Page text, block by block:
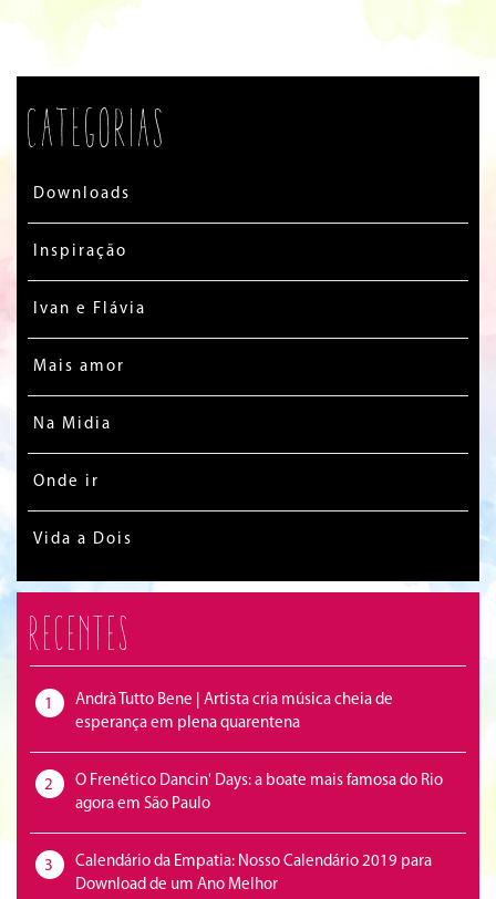
Categorias
Downloads
Inspiração
Ivan e Flávia
Mais amor
Na Midia
Onde ir
Vida a Dois
Recentes
1
Andrà Tutto Bene | Artista cria música cheia de
esperança em plena quarentena
2
O Frenético Dancin' Days: a boate mais famosa do Rio
agora em São Paulo
3
Calendário da Empatia: Nosso Calendário 2019 para
Download de um Ano Melhor